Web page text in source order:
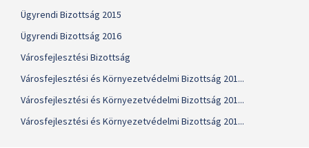
Ügyrendi Bizottság 2015
Ügyrendi Bizottság 2016
Városfejlesztési Bizottság
Városfejlesztési és Környezetvédelmi Bizottság 201...
Városfejlesztési és Környezetvédelmi Bizottság 201...
Városfejlesztési és Környezetvédelmi Bizottság 201...